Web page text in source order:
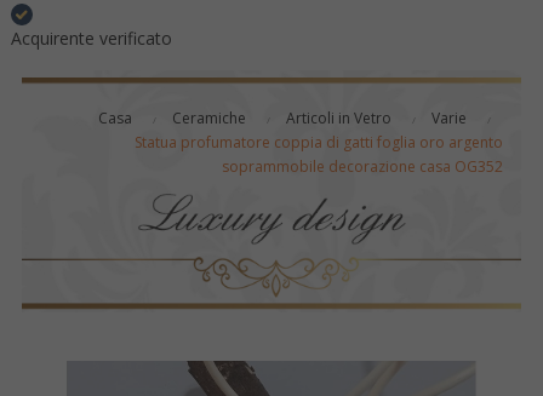
Acquirente verificato
Casa Ceramiche Articoli in Vetro
Varie
Statua profumatore coppia di gatti foglia oro argento
soprammobile decorazione casa OG352